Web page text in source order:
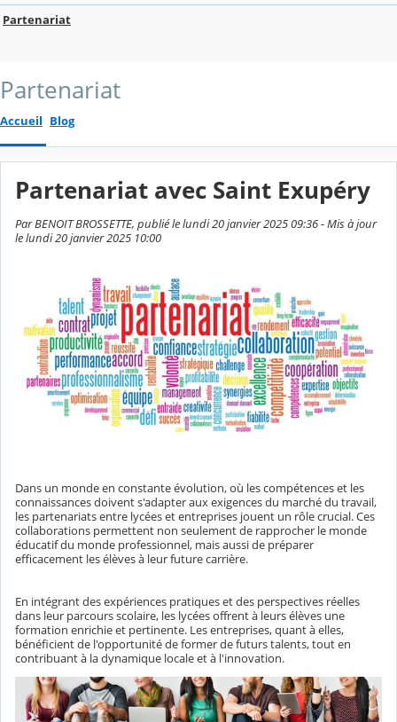
Partenariat
Partenariat
Accueil Blog
Partenariat avec Saint Exupéry
Par BENOIT BROSSETTE, publié le lundi 20 janvier 2025 09:36 - Mis à jour
le lundi 20 janvier 2025 10:00
Dans un monde en constante évolution, où les compétences et les
connaissances doivent s'adapter aux exigences du marché du travail,
les partenariats entre lycées et entreprises jouent un rôle crucial. Ces
collaborations permettent non seulement de rapprocher le monde
éducatif du monde professionnel, mais aussi de préparer
efficacement les élèves à leur future carrière.
En intégrant des expériences pratiques et des perspectives réelles
dans leur parcours scolaire, les lycées offrent à leurs élèves une
formation enrichie et pertinente. Les entreprises, quant à elles,
bénéficient de l'opportunité de former de futurs talents, tout en
contribuant à la dynamique locale et à l'innovation.